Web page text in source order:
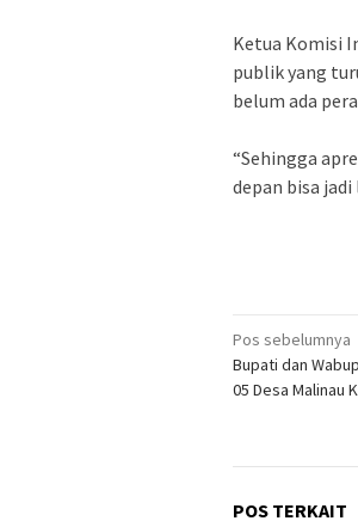
Ketua Komisi
publik yang
belum ada
“Sehingga
depan bisa
Navigasi
pos
Pos sebelumnya
Bupati dan
05 Desa Malinau
POS TERKAIT